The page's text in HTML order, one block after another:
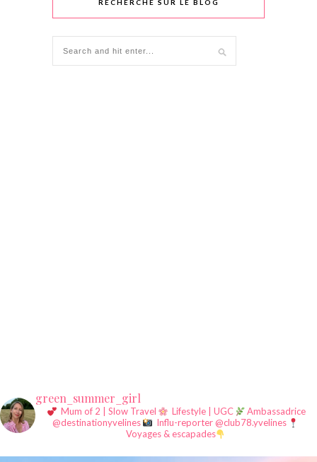
RECHERCHE SUR LE BLOG
green_summer_girl
Mum of 2 | Slow Travel Lifestyle | UGC
Ambassadrice
@destinationyvelines
Influ-reporter @club78.yvelines
Voyages & escapades